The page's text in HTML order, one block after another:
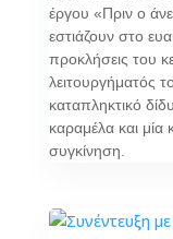
έργου «Πριν ο
εστιάζουν στο
προκλήσεις του
λειτουργήματός
καταπληκτικό
καραμέλα και μία
συγκίνηση.